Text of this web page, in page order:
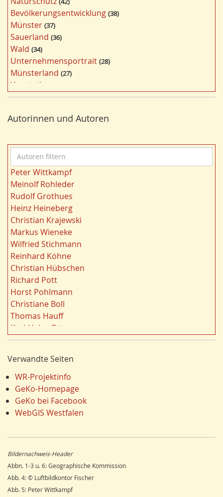
r
t
e
r
f
i
l
t
e
r
n
Bevölkerungsentwicklung 38
Münster 37
Sauerland 36
Wald 34
Unternehmensportrait 28
Münsterland 27
Vegetation
Nordrhein-Westfalen 25
Bildung 24
Kultur 22
Kulturlandschaft
Wohnen 21
Gewässer 21
Ruhrgebiet 20
Migration/Wanderung
Strukturwandel 20
Städtebau 20
Wahl 20
Ländliche Entwicklung
Demographischer Wandel
Geologie 19
Landschaft 19
Siedlung/Siedlungsgeschichte
Dortmund 18
Fauna 17
Energie/Energiewirtschaft 17
Hydrogeologie 16
Ausländer 16
Einzelhandel
Schienenverkehr 15
LEADER 15
Wandern 14
Dorfentwicklung 14
Siegerland 13
Unterwelten 12
Autorinnen und Autoren
u
t
o
r
e
n
f
i
l
t
e
r
n
Peter Wittkampf
Meinolf Rohleder
Rudolf Grothues
Heinz Heineberg
Christian Krajewski
Markus Wieneke
Wilfried Stichmann
Reinhard Köhne
Christian Hübschen
Richard Pott
Horst Pohlmann
Christiane Boll
Thomas Hauff
Karl-Heinz Otto
Carola Bischoff
Jürgen Lethmate
Rudolf Bergmann
Hans-Werner Wehling
Klaus Temlitz
Stefan Harnischmacher
Julius Werner
Kreft-Kettermann
Gerhard Henkel
Friedrich Schulte-Derne
Verwandte Seiten
WR-Projektinfo
GeKo-Homepage
GeKo bei Facebook
WebGIS Westfalen
Bildernachweis-Header
Abbn. 1-3 u. 6: Geographische Kommission
Abb. 4: © Luftbildkontor Fischer
Abb. 5: Peter Wittkampf